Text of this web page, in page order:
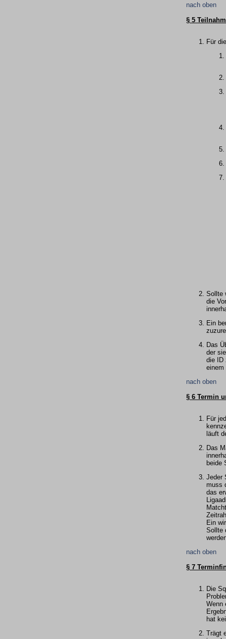
nach oben
§ 5
Für
Sollte
die
Ein
Das
der
die ID
einem
nach oben
§ 6 Termin
Für
läuft
Das
beide
Jeder
muss
das
Ein
Sollte
nach oben
§ 7
Die
Wenn
hat
Trägt